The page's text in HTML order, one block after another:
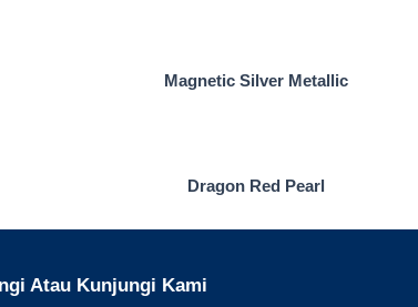
Magnetic Silver Metallic
Dragon Red Pearl
Atau Kunjungi Kami